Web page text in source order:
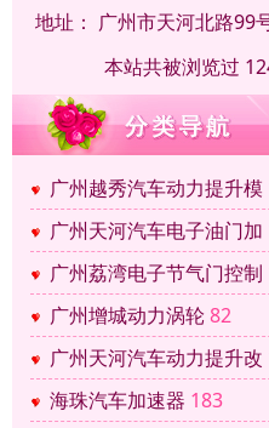
地址： 广州市天河北路99
本站共被浏览过
广州越秀汽车动力提升模
广州天河汽车电子油门加
广州荔湾电子节气门控制
广州增城动力涡轮82
广州天河汽车动力提升改
海珠汽车加速器 183